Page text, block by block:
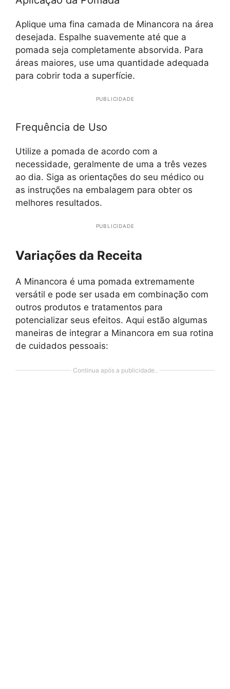
Aplique uma fina camada de Minancora na área
desejada. Espalhe suavemente até que a
pomada seja completamente absorvida. Para
áreas maiores, use uma quantidade adequada
para cobrir toda a superfície.
PUBLICIDADE
Frequência de Uso
Utilize a pomada de acordo com a
necessidade, geralmente de uma a três vezes
ao dia. Siga as orientações do seu médico ou
as instruções na embalagem para obter os
melhores resultados.
PUBLICIDADE
Variações da Receita
A Minancora é uma pomada extremamente
versátil e pode ser usada em combinação com
outros produtos e tratamentos para
potencializar seus efeitos. Aqui estão algumas
maneiras de integrar a Minancora em sua rotina
de cuidados pessoais:
Continua após a publicidade..